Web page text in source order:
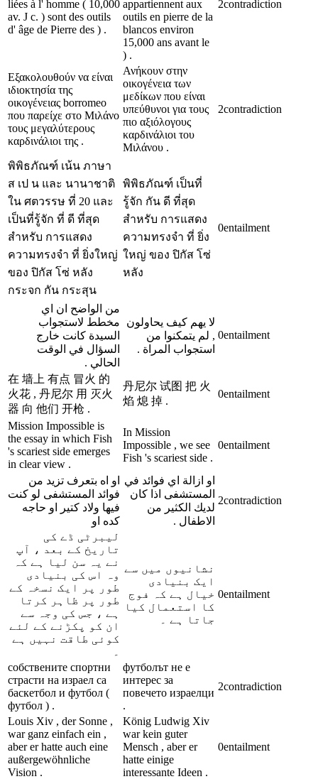
liées à l' homme ( 10,000
av. J c. ) sont des outils
d' âge de Pierre des ) .
appartiennent aux
outils en pierre de la
blancos environ
15,000 ans avant le
) .
2contradiction
Εξακολουθούν να είναι
ιδιοκτησία της
οικογένειας borromeo
που παρείχε στο Μιλάνο
τους μεγαλύτερους
καρδινάλιοι της .
Ανήκουν στην
οικογένεια των
μεδίκων που είναι
υπεύθυνοι για τους
πιο αξιόλογους
καρδινάλιοι του
Μιλάνου .
2contradiction
พิพิธภัณฑ์ เน้น ภาษา
ส เป น และ นานาชาติ
ใน ศตวรรษ ที่ 20 และ
เป็นที่รู้จัก ที่ ดี ที่สุด
สำหรับ การแสดง
ความทรงจำ ที่ ยิ่งใหญ่
ของ ปิกัส โซ่ หลัง
กระจก กัน กระสุน
พิพิธภัณฑ์ เป็นที่
รู้จัก กัน ดี ที่สุด
สำหรับ การแสดง
ความทรงจำ ที่ ยิ่ง
ใหญ่ ของ ปิกัส โซ่
หลัง
0entailment
من الواضح ان اي
مخطط لاستجواب
السيدة كانت خارج
السؤال في الوقت
الحالي .
لا يهم كيف يحاولون
, لم يتمكنوا من
استجواب المراة .
0entailment
在 墙上 有点 冒火 的
火花 , 丹尼尔 用 灭火
器 向 他们 开枪 .
丹尼尔 试图 把 火
焰 熄 掉 .
0entailment
Mission Impossible is
the essay in which Fish
's scariest side emerges
in clear view .
In Mission
Impossible , we see
Fish 's scariest side .
0entailment
او اه بتعرف تزيد من
فوائد المستشفى لو كنت
فيها ولاد كتير او حاجه
كده او
او ازالة اي فوائد في
المستشفى اذا كان
لديك الكثير من
الاطفال .
2contradiction
لیبرٹی ڈے کی
تاریخ کے بعد ، آپ
نے یہ سن لیا ہے کہ
وہ اس کی بنیادی
طور پر ایک نسخہ کے
طور پر ظاہر کرتا
ہے ، جس کی وجہ سے
ان کو پکڑنے کے لئے
کوئی طاقت نہیں ہے
نشانیوں میں سے
ایک بنیادی
خیال ہے کہ فوج
کا استعمال کیا
جاتا ہے ۔
0entailment
собствените спортни
страсти на израел са
баскетбол и футбол (
футбол ) .
футболът не е
интерес за
повечето израелци
.
2contradiction
Louis Xiv , der Sonne ,
war ganz einfach ein ,
aber er hatte auch eine
außergewöhnliche
Vision .
König Ludwig Xiv
war kein guter
Mensch , aber er
hatte einige
interessante Ideen .
0entailment